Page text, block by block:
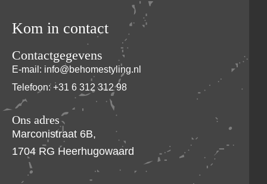
Kom in contact
Ons adres
Marconistraat 6B,
1704 RG Heerhugowaard
Telefoon: +31 6 312 312 98
Contactgegevens
E-mail: info@behomestyling.nl